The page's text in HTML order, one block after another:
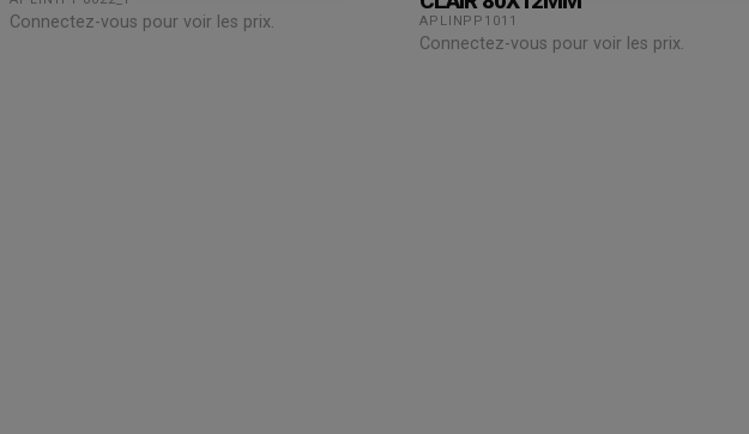
Connectez-vous pour voir les prix. APLINPP1011
Connectez-vous pour voir les prix.